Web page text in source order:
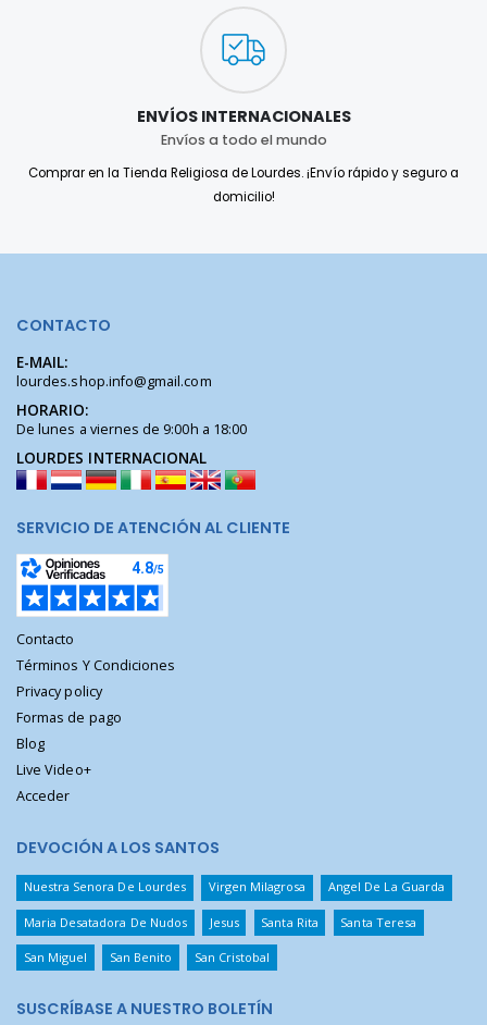
ENVÍOS INTERNACIONALES
Envíos a todo el mundo
Comprar en la Tienda Religiosa de Lourdes. ¡Envío rápido y seguro a
domicilio!
CONTACTO
E-MAIL:
lourdes.shop.info@gmail.com
HORARIO:
De lunes a viernes de 9:00h a 18:00
LOURDES INTERNACIONAL
SERVICIO DE ATENCIÓN AL CLIENTE
Contacto
Términos Y Condiciones
Privacy policy
Formas de pago
Blog
Live Video+
Acceder
DEVOCIÓN A LOS SANTOS
Nuestra Senora De Lourdes Virgen Milagrosa Angel De La Guarda
Maria Desatadora De Nudos Jesus Santa Rita Santa Teresa
San Miguel San Benito San Cristobal
SUSCRÍBASE A NUESTRO BOLETÍN